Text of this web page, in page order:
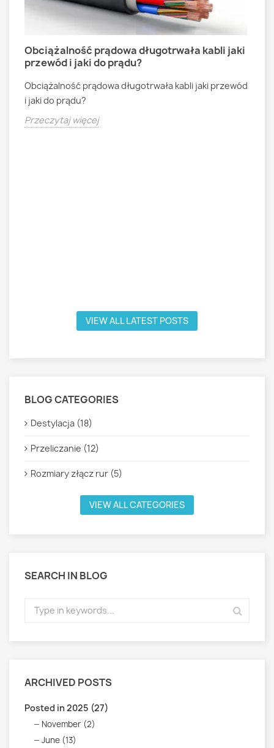
Obciążalność prądowa długotrwała kabli jaki
przewód i jaki do prądu?
Obciążalność prądowa długotrwała kabli jaki przewód
i jaki do prądu?
Przeczytaj więcej
VIEW ALL LATEST POSTS
BLOG CATEGORIES
Destylacja (18)
Przeliczanie (12)
Rozmiary złącz rur (5)
VIEW ALL CATEGORIES
SEARCH IN BLOG
ARCHIVED POSTS
Posted in 2025 (27)
November (2)
June (13)